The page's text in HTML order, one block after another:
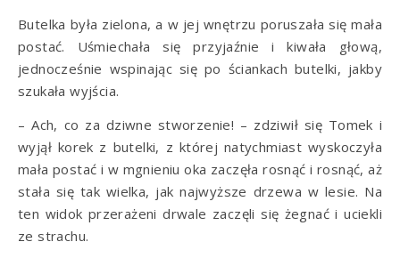
Butelka była zielona, a w jej wnętrzu poruszała się mała
postać. Uśmiechała się przyjaźnie i kiwała głową,
jednocześnie wspinając się po ściankach butelki, jakby
szukała wyjścia.
– Ach, co za dziwne stworzenie! – zdziwił się Tomek i
wyjął korek z butelki, z której natychmiast wyskoczyła
mała postać i w mgnieniu oka zaczęła rosnąć i rosnąć, aż
stała się tak wielka, jak najwyższe drzewa w lesie. Na
ten widok przerażeni drwale zaczęli się żegnać i uciekli
ze strachu.